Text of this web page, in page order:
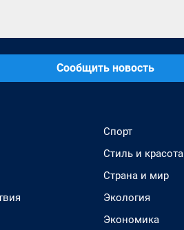
Сообщить новость
Спорт
Стиль и красота
Страна и мир
Экология
Экономика